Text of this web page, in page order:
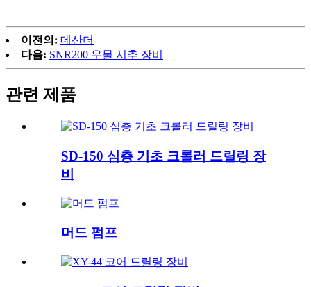
이전의: 데산더
다음: SNR200 우물 시추 장비
관련 제품
SD-150 심층 기초 크롤러 드릴링 장
비
머드 펌프